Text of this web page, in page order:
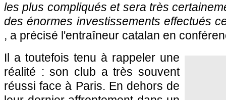
les plus compliqués et sera très
des énormes investissements effectués
, a précisé l'entraîneur catalan en
Il a toutefois tenu à rappeler une
réalité : son club a très souvent
réussi face à Paris. En dehors de